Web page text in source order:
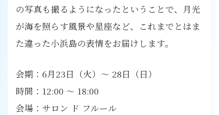
の写真も撮るようになったということで、月光
が海を照らす風景や星座など、これまでとはま
た違った小浜島の表情をお届けします。
会期：6月23日（火）～ 28日（日）
時間：12:00 ～ 18:00
会場：サロン ド フルール